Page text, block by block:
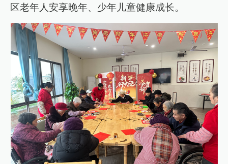
区老年人安享晚年、少年儿童健康成长。